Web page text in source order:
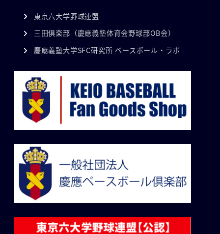
東京六大学野球連盟
三田倶楽部（慶應義塾体育会野球部OB会）
慶應義塾大学SFC研究所 ベースボール・ラボ